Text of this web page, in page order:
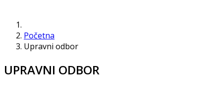
Početna
Upravni odbor
UPRAVNI ODBOR